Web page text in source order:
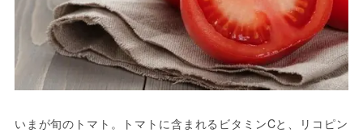
いまが旬のトマト。トマトに含まれるビタミンCと、リコピン